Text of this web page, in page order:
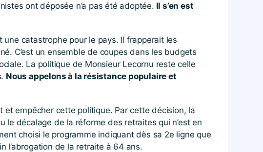
ont déposée n’a pas été adoptée. Il s’en est
catastrophe pour le pays. Il frapperait les
C’est un ensemble de coupes dans les budgets
La politique de Monsieur Lecornu reste celle
Nous appelons à la résistance populaire et
et empêcher cette politique. Par cette décision, la
décalage de la réforme des retraites qui n’est en
choisi le programme indiquant dès sa 2e ligne que
l’abrogation de la retraite à 64 ans.